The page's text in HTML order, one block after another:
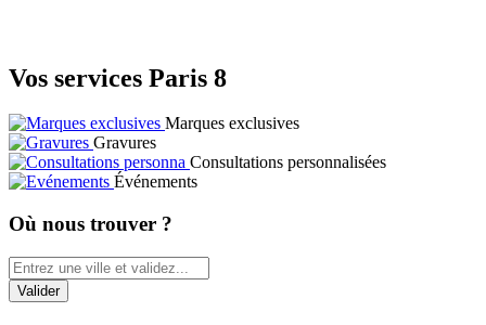
Vos services Paris 8
Marques exclusives
Gravures
Consultations personnalisées
Événements
Où nous trouver ?